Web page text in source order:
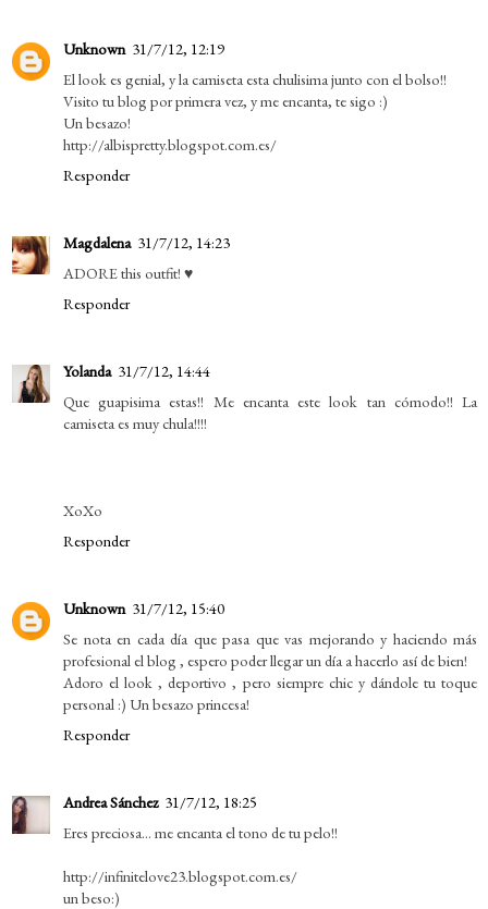
Unknown 31/7/12, 12:19
El look es genial, y la camiseta esta chulisima junto con el bolso!!
Visito tu blog por primera vez, y me encanta, te sigo :)
Un besazo!
http://albispretty.blogspot.com.es/
Responder
Magdalena 31/7/12, 14:23
ADORE this outfit! ♥
Responder
Yolanda 31/7/12, 14:44
Que guapisima estas!! Me encanta este look tan cómodo!! La
camiseta es muy chula!!!!
XoXo
Responder
Unknown 31/7/12, 15:40
Se nota en cada día que pasa que vas mejorando y haciendo más
profesional el blog , espero poder llegar un día a hacerlo así de bien!
Adoro el look , deportivo , pero siempre chic y dándole tu toque
personal :) Un besazo princesa!
Responder
Andrea Sánchez 31/7/12, 18:25
Eres preciosa... me encanta el tono de tu pelo!!
http://infinitelove23.blogspot.com.es/
un beso:)